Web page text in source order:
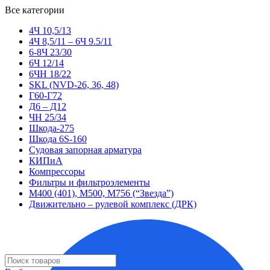
Все категории
4Ч 10,5/13
4Ч 8,5/11 – 6Ч 9.5/11
6-8Ч 23/30
6Ч 12/14
6ЧН 18/22
SKL (NVD-26, 36, 48)
Г60-Г72
Д6 – Д12
ЧН 25/34
Шкода-275
Шкода 6S-160
Судовая запорная арматура
КИПиА
Компрессоры
Фильтры и фильтроэлементы
М400 (401), М500, М756 (“Звезда”)
Движительно – рулевой комплекс (ДРК)